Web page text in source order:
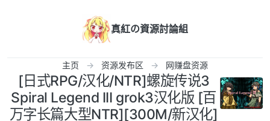
真紅の資源討論組
主页 资源发布区 网赚盘资源
[日式RPG/汉化/NTR]螺旋传说3
Spiral Legend III grok3汉化版 [百
万字长篇大型NTR][300M/新汉化]